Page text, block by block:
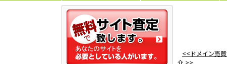
<<ドメイン売
介 >>